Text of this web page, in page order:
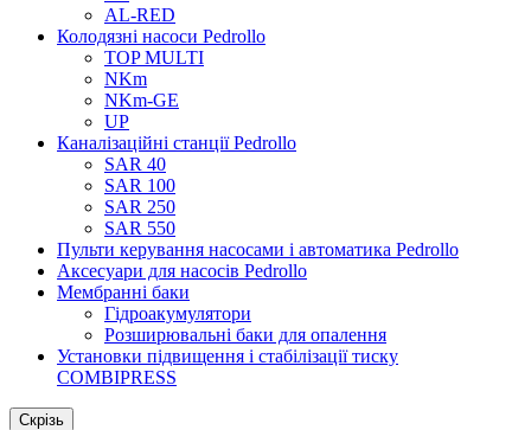
AL-RED
Колодязні насоси Pedrollo
TOP MULTI
NKm
NKm-GE
UP
Каналізаційні станції Pedrollo
SAR 40
SAR 100
SAR 250
SAR 550
Пульти керування насосами і автоматика Pedrollo
Аксесуари для насосів Pedrollo
Мембранні баки
Гідроакумулятори
Розширювальні баки для опалення
Установки підвищення і стабілізації тиску
COMBIPRESS
Скрізь